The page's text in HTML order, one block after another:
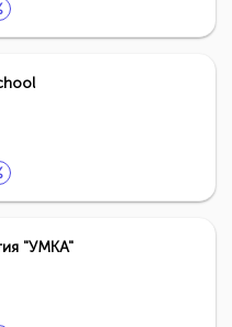
"УМКА"